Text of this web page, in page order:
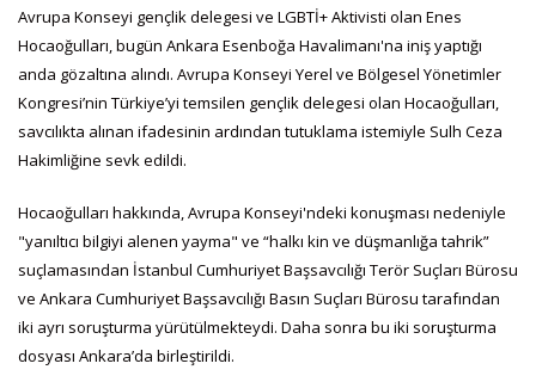
Avrupa Konseyi gençlik delegesi ve LGBTİ+ Aktivisti olan Enes
Hocaoğulları, bugün Ankara Esenboğa Havalimanı'na iniş yaptığı
anda gözaltına alındı. Avrupa Konseyi Yerel ve Bölgesel Yönetimler
Kongresi’nin Türkiye’yi temsilen gençlik delegesi olan Hocaoğulları,
savcılıkta alınan ifadesinin ardından tutuklama istemiyle Sulh Ceza
Hakimliğine sevk edildi.
Hocaoğulları hakkında, Avrupa Konseyi'ndeki konuşması nedeniyle
"yanıltıcı bilgiyi alenen yayma" ve “halkı kin ve düşmanlığa tahrik”
suçlamasından İstanbul Cumhuriyet Başsavcılığı Terör Suçları Bürosu
ve Ankara Cumhuriyet Başsavcılığı Basın Suçları Bürosu tarafından
iki ayrı soruşturma yürütülmekteydi. Daha sonra bu iki soruşturma
dosyası Ankara’da birleştirildi.